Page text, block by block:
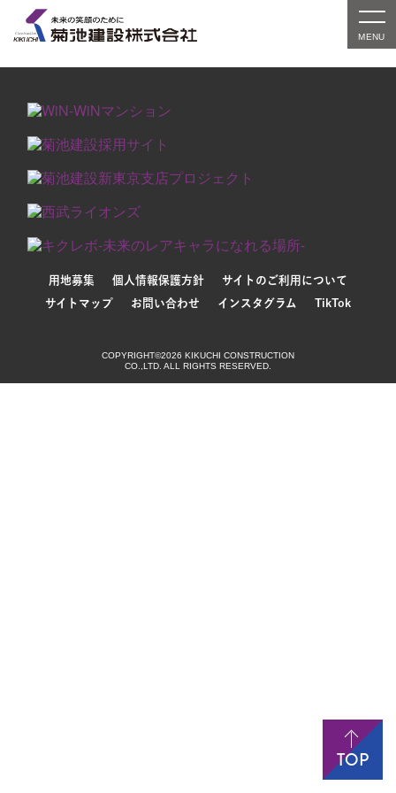
対象の実績紹介はまだありません。別条件でお探しい
ただくか、検索窓をご利用ください。
用地募集 個人情報保護方針
サイトのご利用について
サイトマップ
お問い合わせ インスタグラム TikTok
COPYRIGHT©2026 KIKUCHI CONSTRUCTION
CO.,LTD. ALL RIGHTS RESERVED.